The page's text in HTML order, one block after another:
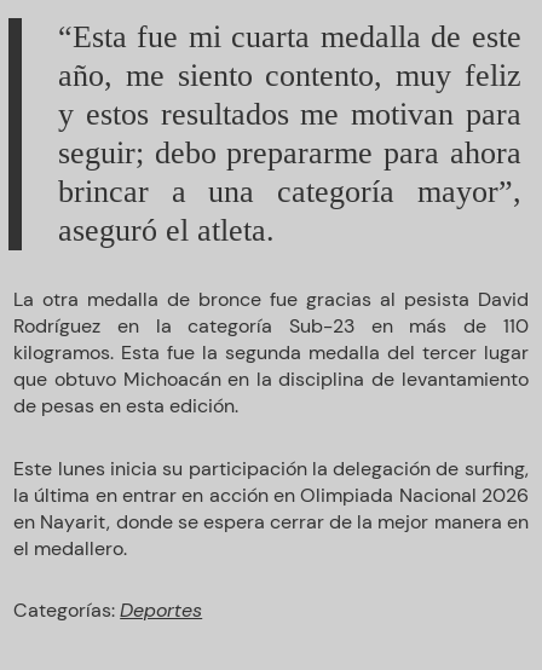
“Esta fue mi cuarta medalla de este
año, me siento contento, muy feliz
y estos resultados me motivan para
seguir; debo prepararme para ahora
brincar a una categoría mayor”,
aseguró el atleta.
La otra medalla de bronce fue gracias al pesista David
Rodríguez en la categoría Sub-23 en más de 110
kilogramos. Esta fue la segunda medalla del tercer lugar
que obtuvo Michoacán en la disciplina de levantamiento
de pesas en esta edición.
Este lunes inicia su participación la delegación de surfing,
la última en entrar en acción en Olimpiada Nacional 2026
en Nayarit, donde se espera cerrar de la mejor manera en
el medallero.
Categorías:Deportes